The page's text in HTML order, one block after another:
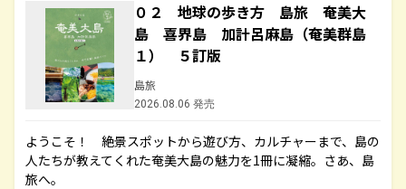
０２ 地球の歩き方 島旅 奄美大
島 喜界島 加計呂麻島（奄美群島
１） ５訂版
島旅
2026.08.06 発売
ようこそ！ 絶景スポットから遊び方、カルチャーまで、島の
人たちが教えてくれた奄美大島の魅力を1冊に凝縮。さあ、島
旅へ。